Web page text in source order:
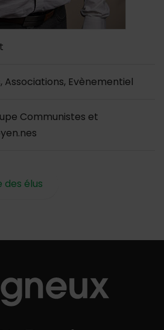
la fiche
Associations, Evènementiel
Communistes et
des élus